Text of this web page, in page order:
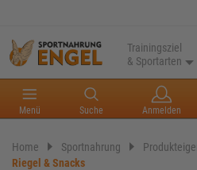
Trainingsziel
& Sportarten
Menü Suche Anmelden
Home Sportnahrung
Riegel & Snacks